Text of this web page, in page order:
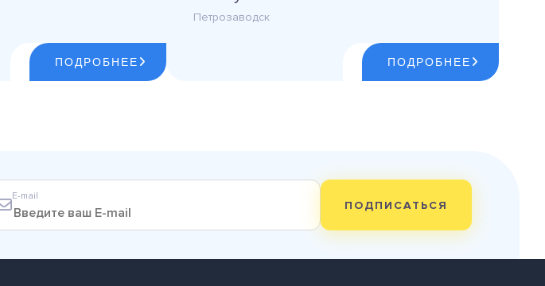
ПОДРОБНЕЕ
Петрозаводск
ПОДРОБНЕЕ
E-mail
ПОДПИСАТЬСЯ